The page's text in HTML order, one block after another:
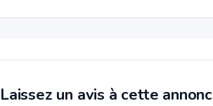
Laissez un avis à cette